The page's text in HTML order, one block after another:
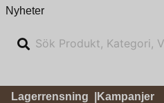
Nyheter
Lagerrensning
Kampanjer